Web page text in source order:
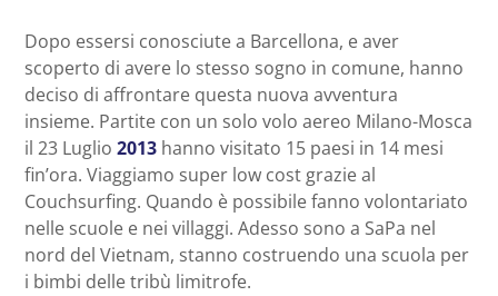
Dopo essersi conosciute a Barcellona, e aver
scoperto di avere lo stesso sogno in comune, hanno
deciso di affrontare questa nuova avventura
insieme. Partite con un solo volo aereo Milano-Mosca
il 23 Luglio 2013 hanno visitato 15 paesi in 14 mesi
fin’ora. Viaggiamo super low cost grazie al
Couchsurfing. Quando è possibile fanno volontariato
nelle scuole e nei villaggi. Adesso sono a SaPa nel
nord del Vietnam, stanno costruendo una scuola per
i bimbi delle tribù limitrofe.